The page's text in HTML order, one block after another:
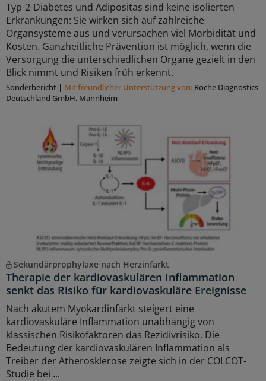
Typ-2-Diabetes und Adipositas sind keine isolierten
Erkrankungen: Sie wirken sich auf zahlreiche
Organsysteme aus und verursachen viel Morbidität und
Kosten. Ganzheitliche Prävention ist möglich, wenn die
Versorgung die unterschiedlichen Organe gezielt in den
Blick nimmt und Risiken früh erkennt.
Sonderbericht | Mit freundlicher Unterstützung von: Roche Diagnostics
Deutschland GmbH, Mannheim
Sekundärprophylaxe nach Herzinfarkt
Therapie der kardiovaskulären Inflammation
senkt das Risiko für kardiovaskuläre Ereignisse
Nach akutem Myokardinfarkt steigert eine
kardiovaskuläre Inflammation unabhängig von
klassischen Risikofaktoren das Rezidivrisiko. Die
Bedeutung der kardiovaskulären Inflammation als
Treiber der Atherosklerose zeigte sich in der COLCOT-
Studie bei ...